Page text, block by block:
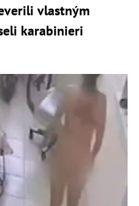
vlastným
karabinieri